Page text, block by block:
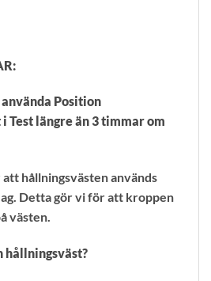
Position
Test längre än 3 timmar om
hållningsvästen används
Detta gör vi för att kroppen
västen.
hållningsväst?